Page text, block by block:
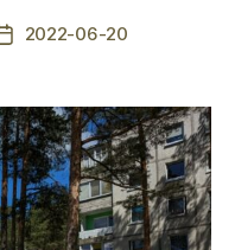
Įrašo2022-06-20